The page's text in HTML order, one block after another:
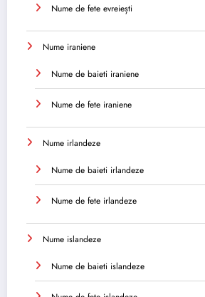
Nume de fete evreiești
Nume iraniene
Nume de baieti iraniene
Nume de fete iraniene
Nume irlandeze
Nume de baieti irlandeze
Nume de fete irlandeze
Nume islandeze
Nume de baieti islandeze